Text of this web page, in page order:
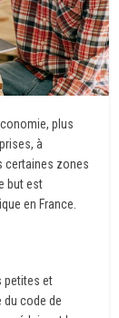
plus
à
certaines zones
but est
en France.
petites et
du code de